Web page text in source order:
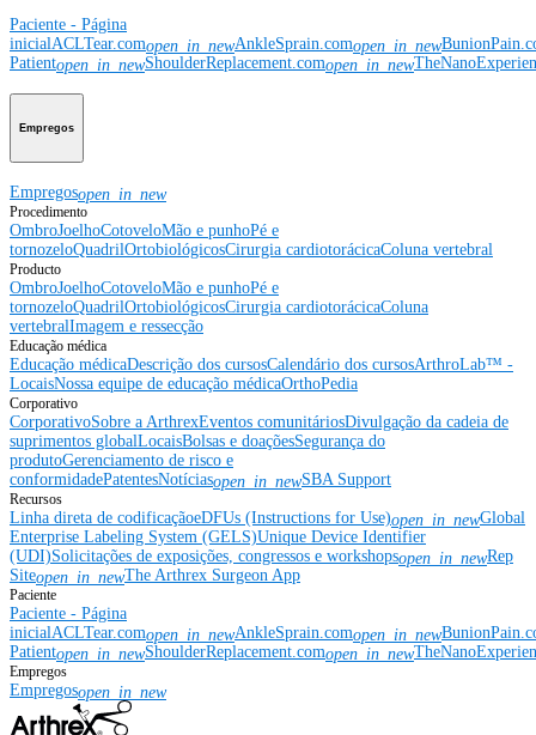
Paciente - Página
inicialACLTear.comopen_in_newAnkleSprain.comopen_in_new
Patientopen_in_newShoulderReplacement.comopen_in_new
Empregos
Empregosopen_in_new
Procedimento
OmbroJoelhoCotoveloMão e punhoPé e
tornozeloQuadrilOrtobiológicosCirurgia cardiotorácicaColuna vertebral
Producto
OmbroJoelhoCotoveloMão e punhoPé e
tornozeloQuadrilOrtobiológicosCirurgia cardiotorácicaColuna
vertebralImagem e ressecção
Educação médica
Educação médicaDescrição dos cursosCalendário dos cursosArthroLab™ -
LocaisNossa equipe de educação médicaOrthoPedia
Corporativo
CorporativoSobre a ArthrexEventos comunitáriosDivulgação da cadeia de
suprimentos globalLocaisBolsas e doaçõesSegurança do
produtoGerenciamento de risco e
conformidadePatentesNotíciasopen_in_newSBA Support
Recursos
Linha direta de codificaçãoeDFUs (Instructions for Use)open_in_newGlobal
Enterprise Labeling System (GELS)Unique Device Identifier
(UDI)Solicitações de exposições, congressos e workshopsopen_in_newRep
Siteopen_in_newThe Arthrex Surgeon App
Paciente
Paciente - Página
inicialACLTear.comopen_in_newAnkleSprain.comopen_in_new
Patientopen_in_newShoulderReplacement.comopen_in_new
Empregos
Empregosopen_in_new